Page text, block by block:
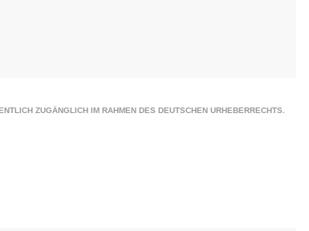
ZUGÄNGLICH IM RAHMEN DES DEUTSCHEN URHEBERRECHTS.